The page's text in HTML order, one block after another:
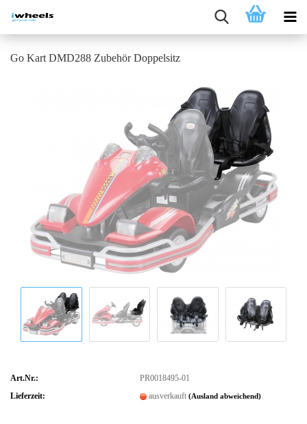
Go Kart DMD288 Zubehör Doppelsitz
Art.Nr.:
PR0018495-01
Lieferzeit:
ausverkauft(Ausland abweichend)